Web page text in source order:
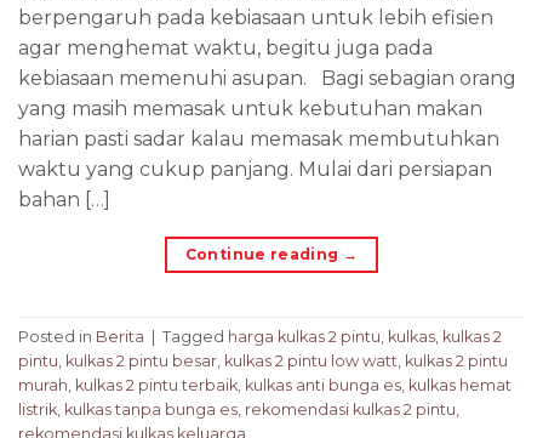
berpengaruh pada kebiasaan untuk lebih efisien
agar menghemat waktu, begitu juga pada
kebiasaan memenuhi asupan. Bagi sebagian orang
yang masih memasak untuk kebutuhan makan
harian pasti sadar kalau memasak membutuhkan
waktu yang cukup panjang. Mulai dari persiapan
bahan […]
Continue reading →
Posted in Berita Tagged harga kulkas 2 pintu kulkas kulkas 2
pintu kulkas 2 pintu besar kulkas 2 pintu low watt kulkas 2 pintu
murah kulkas 2 pintu terbaik kulkas anti bunga es kulkas hemat
listrik kulkas tanpa bunga es rekomendasi kulkas 2 pintu
rekomendasi kulkas keluarga